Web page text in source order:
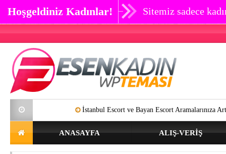
Hoşgeldiniz Kadınlar! Sitemiz sadece
İstanbul Escort ve Bayan Escort Aramalarınıza Artık SON
ANASAYFA ALIŞ-VERIŞ